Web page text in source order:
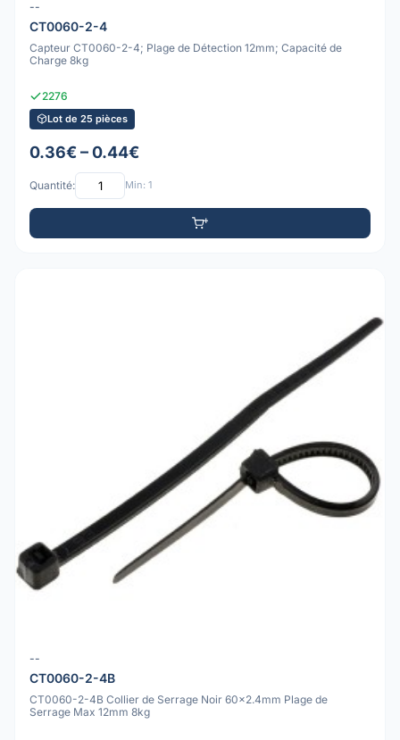
--
CT0060-2-4
Capteur CT0060-2-4; Plage de Détection 12mm; Capacité de
Charge 8kg
2276
Lot de 25 pièces
0.36€ – 0.44€
Quantité: Min: 1
--
CT0060-2-4B
CT0060-2-4B Collier de Serrage Noir 60x2.4mm Plage de
Serrage Max 12mm 8kg